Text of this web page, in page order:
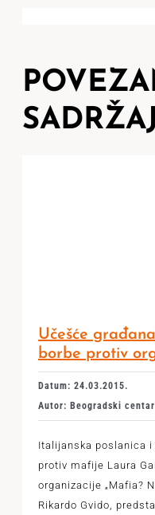
Učešće
borbe protiv
Datum: 24.03.2015.
Autor: Beogradski
Italijanska poslanica
protiv mafije Laura
organizacije „Mafia?
Rikardo Gvido,